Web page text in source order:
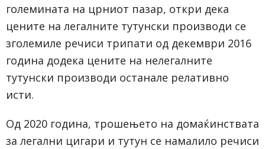
големината на црниот пазар, откри дека
цените на легалните тутунски производи се
зголемиле речиси трипати од декември 2016
година додека цените на нелегалните
тутунски производи останале релативно
исти.
Од 2020 година, трошењето на домаќинствата
за легални цигари и тутун се намалило речиси